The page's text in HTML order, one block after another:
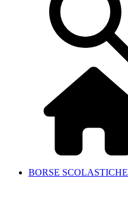
BORSE SCOLASTICHE